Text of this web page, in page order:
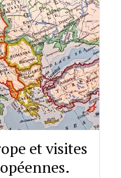
et visites